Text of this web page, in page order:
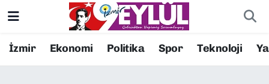
İzmir Ekonomi Politika Spor Teknoloji
Resmi İlanlar
Konak Nöbetçi Eczaneler